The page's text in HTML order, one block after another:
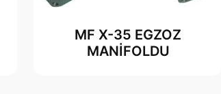
MF X-35 EGZOZ
MANİFOLDU